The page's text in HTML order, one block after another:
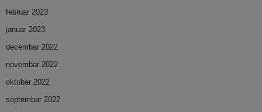
februar 2023
januar 2023
decembar 2022
novembar 2022
oktobar 2022
septembar 2022